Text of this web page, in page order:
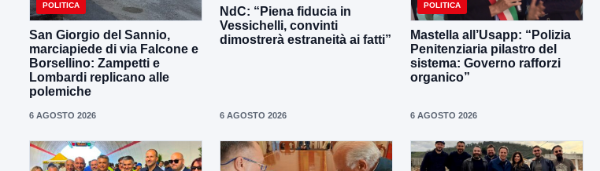
POLITICA
San Giorgio del Sannio,
marciapiede di via Falcone e
Borsellino: Zampetti e
Lombardi replicano alle
polemiche
6 AGOSTO 2026
NdC: “Piena fiducia in
Vessichelli, convinti
dimostrerà estraneità ai fatti”
6 AGOSTO 2026
POLITICA
Mastella all’Usapp: “Polizia
Penitenziaria pilastro del
sistema: Governo rafforzi
organico”
6 AGOSTO 2026